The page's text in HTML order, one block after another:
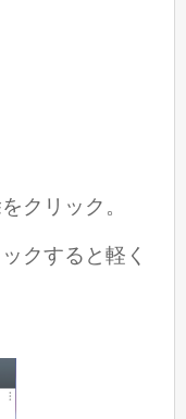
クリック。
クすると軽く